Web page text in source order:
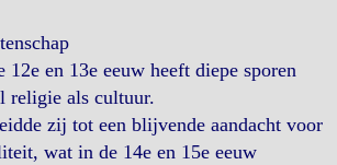
12e en 13e eeuw heeft diepe sporen
religie als cultuur.
zij tot een blijvende aandacht voor
wat in de 14e en 15e eeuw